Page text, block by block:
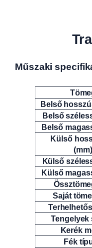
Műszaki
Attribútumok
Belső
Belső
Belső
Külső
(mm)
Külső
Külső
Saját
Tengelyek
Kerék
Fék